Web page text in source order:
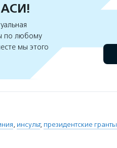
по любому
мы этого
, инсульт, президентские гранты